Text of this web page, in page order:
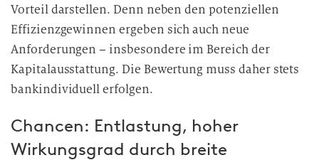
Vorteil darstellen. Denn neben den potenziellen
Effizienzgewinnen ergeben sich auch neue
Anforderungen – insbesondere im Bereich der
Kapitalausstattung. Die Bewertung muss daher stets
bankindividuell erfolgen.
Chancen: Entlastung, hoher
Wirkungsgrad durch breite